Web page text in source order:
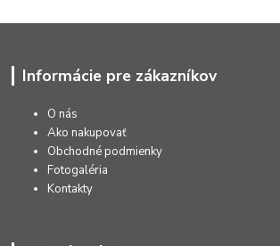
Informácie pre zákazníkov
O nás
Ako nakupovať
Obchodné podmienky
Fotogaléria
Kontakty